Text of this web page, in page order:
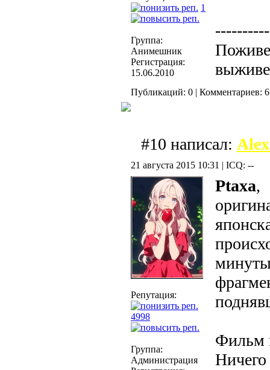
1
Группа:
Анимешник
Регистрация:
15.06.2010
Публикаций: 0 | Комментариев:
#10 написал:
21 августа 2015 10:31 | ICQ: --
Репутация:
4998
Группа:
Администрация
Ptaxa,
Фильм